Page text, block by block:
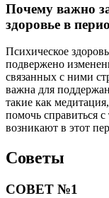
Почему важно
здоровье в
Психическое
подвержено
связанных с ними
важна для
такие как
помочь справиться
возникают в этот
Советы
СОВЕТ №1